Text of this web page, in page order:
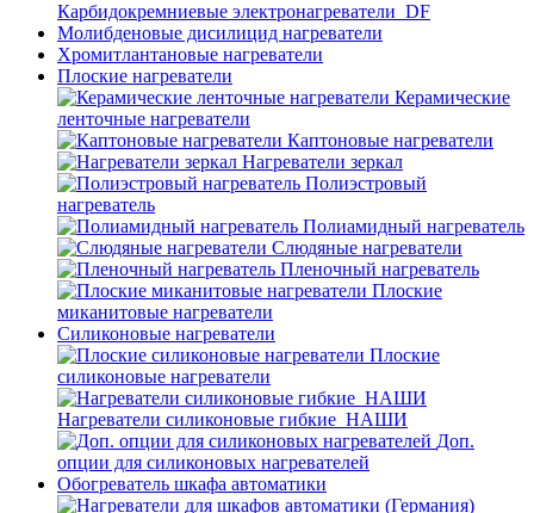
Карбидокремниевые электронагреватели_DF
Молибденовые дисилицид нагреватели
Хромитлантановые нагреватели
Плоские нагреватели
Керамические
ленточные нагреватели
Каптоновые нагреватели
Нагреватели зеркал
Полиэстровый
нагреватель
Полиамидный нагреватель
Слюдяные нагреватели
Пленочный нагреватель
Плоские
миканитовые нагреватели
Силиконовые нагреватели
Плоские
силиконовые нагреватели
Нагреватели силиконовые гибкие_НАШИ
Доп.
опции для силиконовых нагревателей
Обогреватель шкафа автоматики